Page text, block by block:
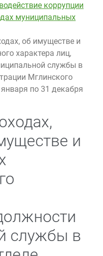
коррупции
муниципальных
об имуществе и
характера лиц,
службы в
Мглинского
по 31 декабря
и
службы в